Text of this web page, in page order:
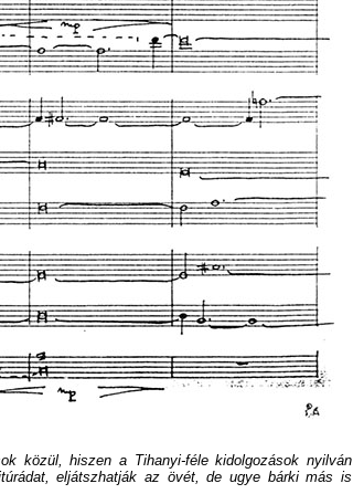
közül, hiszen a Tihanyi-féle kidolgozások nyilván
eljátszhatják az övét, de ugye bárki más is